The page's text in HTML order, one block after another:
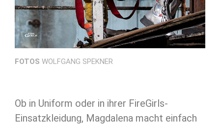
FOTOS WOLFGANG SPEKNER
Ob in Uniform oder in ihrer FireGirls­-
Einsatzkleidung, Magdalena macht einfach